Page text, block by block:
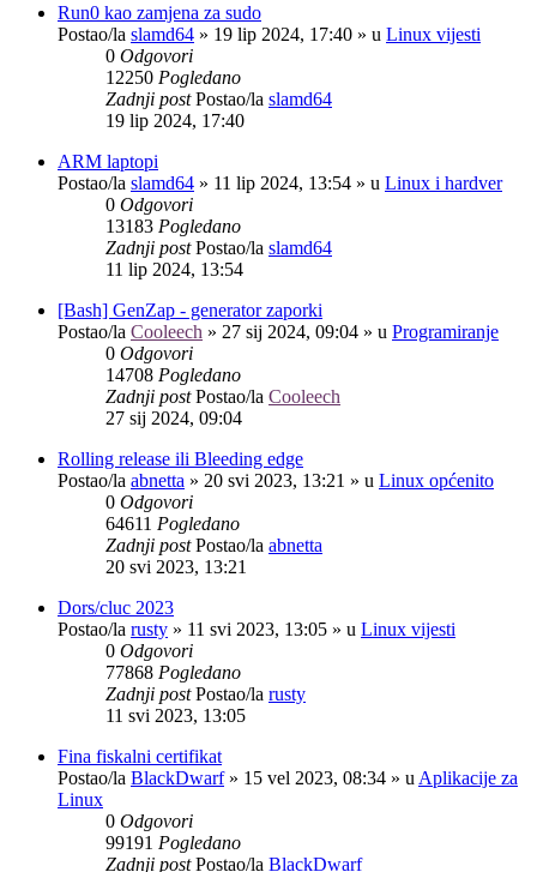
Run0 kao zamjena za sudo
Postao/la slamd64 » 19 lip 2024, 17:40 » u Linux vijesti
0 Odgovori
12250 Pogledano
Zadnji postPostao/la slamd64
19 lip 2024, 17:40
ARM laptopi
Postao/la slamd64 » 11 lip 2024, 13:54 » u Linux i hardver
0 Odgovori
13183 Pogledano
Zadnji postPostao/la slamd64
11 lip 2024, 13:54
[Bash] GenZap - generator zaporki
Postao/la Cooleech » 27 sij 2024, 09:04 » u Programiranje
0 Odgovori
14708 Pogledano
Zadnji postPostao/la Cooleech
27 sij 2024, 09:04
Rolling release ili Bleeding edge
Postao/la abnetta » 20 svi 2023, 13:21 » u Linux općenito
0 Odgovori
64611 Pogledano
Zadnji postPostao/la abnetta
20 svi 2023, 13:21
Dors/cluc 2023
Postao/la rusty » 11 svi 2023, 13:05 » u Linux vijesti
0 Odgovori
77868 Pogledano
Zadnji postPostao/la rusty
11 svi 2023, 13:05
Fina fiskalni certifikat
Postao/la BlackDwarf» 15 vel 2023, 08:34 » u Aplikacije za
Linux
0 Odgovori
99191 Pogledano
Zadnji postPostao/la BlackDwarf